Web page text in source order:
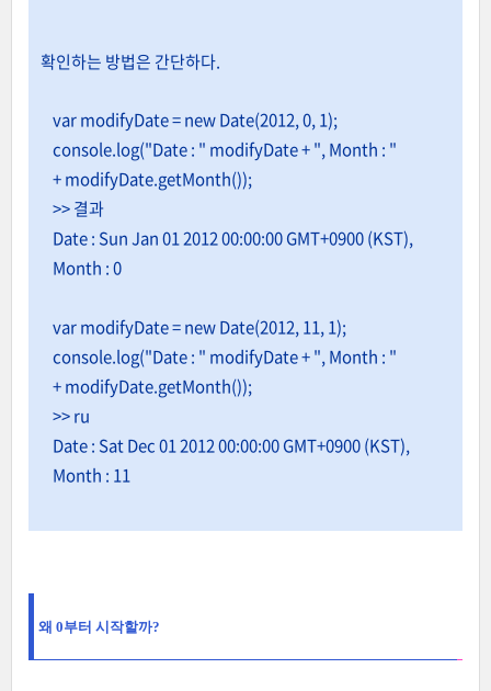
확인하는 방법은 간단하다.
var modifyDate = new Date(2012, 0, 1);
console.log("Date : " modifyDate + ", Month : "
+ modifyDate.getMonth());
>> 결과
Date : Sun Jan 01 2012 00:00:00 GMT+0900 (KST),
Month : 0
var modifyDate = new Date(2012, 11, 1);
console.log("Date : " modifyDate + ", Month : "
+ modifyDate.getMonth());
>> ru
Date : Sat Dec 01 2012 00:00:00 GMT+0900 (KST),
Month : 11
왜 0부터 시작할까?